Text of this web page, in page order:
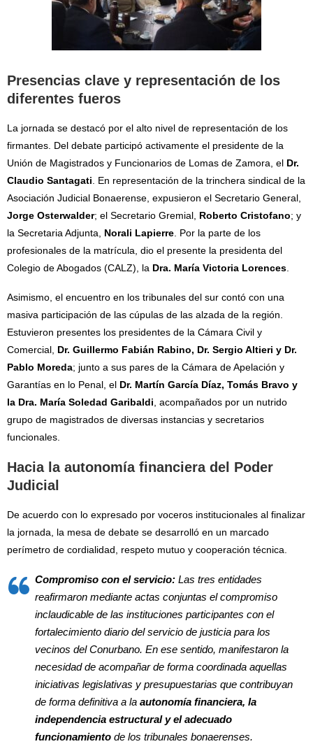
Presencias clave y representación de los
diferentes fueros
La jornada se destacó por el alto nivel de representación de los
firmantes. Del debate participó activamente el presidente de la
Unión de Magistrados y Funcionarios de Lomas de Zamora, el Dr.
Claudio Santagati. En representación de la trinchera sindical de la
Asociación Judicial Bonaerense, expusieron el Secretario General,
Jorge Osterwalder; el Secretario Gremial, Roberto Cristofano; y
la Secretaria Adjunta, Norali Lapierre. Por la parte de los
profesionales de la matrícula, dio el presente la presidenta del
Colegio de Abogados (CALZ), la Dra. María Victoria Lorences.
Asimismo, el encuentro en los tribunales del sur contó con una
masiva participación de las cúpulas de las alzada de la región.
Estuvieron presentes los presidentes de la Cámara Civil y
Comercial, Dr. Guillermo Fabián Rabino, Dr. Sergio Altieri y Dr.
Pablo Moreda; junto a sus pares de la Cámara de Apelación y
Garantías en lo Penal, el Dr. Martín García Díaz, Tomás Bravo y
la Dra. María Soledad Garibaldi, acompañados por un nutrido
grupo de magistrados de diversas instancias y secretarios
funcionales.
Hacia la autonomía financiera del Poder
Judicial
De acuerdo con lo expresado por voceros institucionales al finalizar
la jornada, la mesa de debate se desarrolló en un marcado
perímetro de cordialidad, respeto mutuo y cooperación técnica.
Compromiso con el servicio: Las tres entidades
reafirmaron mediante actas conjuntas el compromiso
inclaudicable de las instituciones participantes con el
fortalecimiento diario del servicio de justicia para los
vecinos del Conurbano. En ese sentido, manifestaron la
necesidad de acompañar de forma coordinada aquellas
iniciativas legislativas y presupuestarias que contribuyan
de forma definitiva a la autonomía financiera, la
independencia estructural y el adecuado
funcionamiento de los tribunales bonaerenses.